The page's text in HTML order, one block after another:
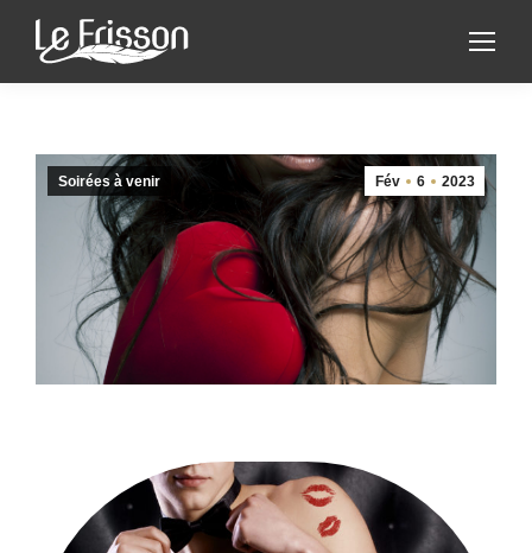
Fév 6 2023
Soirées à venir